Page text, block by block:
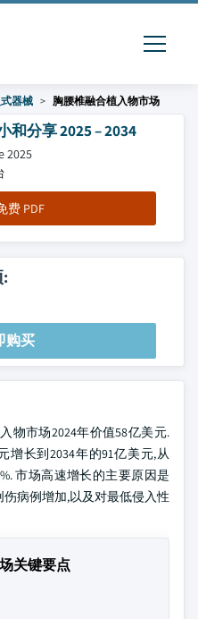
器械 胸腰椎融合植入物市场
和分享 2025 – 2034
2025
费 PDF
购买
物市场2024年价值58亿美元.
增长到2034年的91亿美元,从
市场高速增长的主要原因是
病例增加,以及对最低侵入性
关键要点